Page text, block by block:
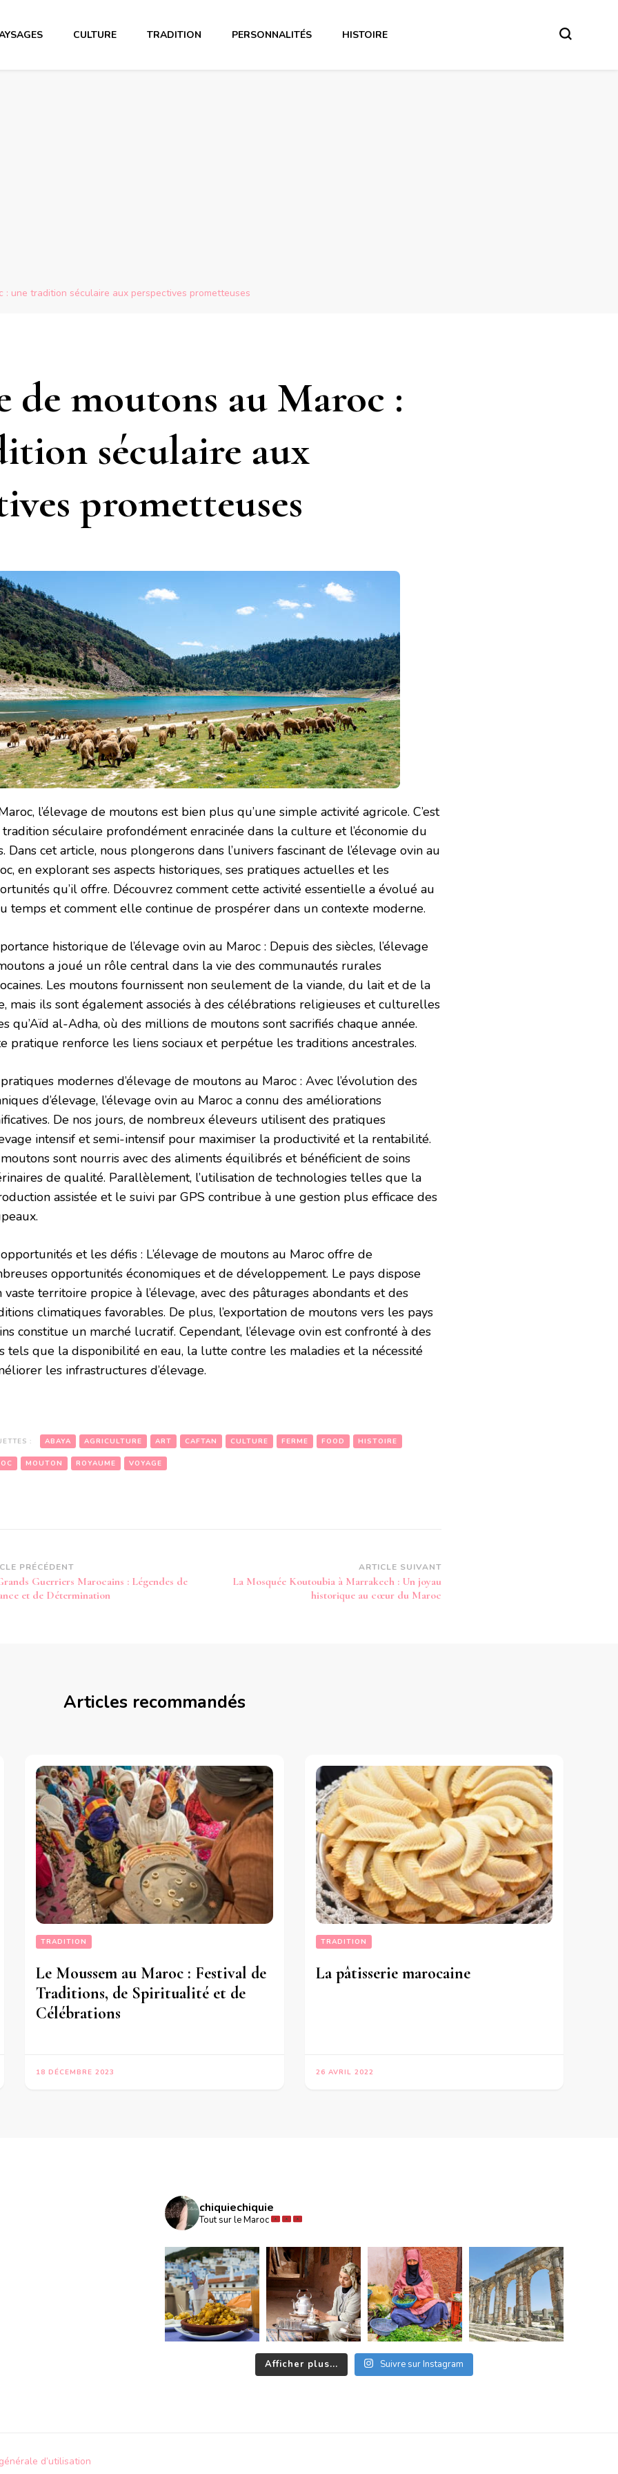
CULTURE TRADITION PERSONNALITÉS HISTOIRE
: une tradition séculaire aux perspectives prometteuses
de moutons au Maroc :
séculaire aux
prometteuses
l’élevage de moutons est bien plus qu’une simple activité agricole. C’est
séculaire profondément enracinée dans la culture et l’économie du
Dans cet article, nous plongerons dans l’univers fascinant de l’élevage ovin au
en explorant ses aspects historiques, ses pratiques actuelles et les
qu’il offre. Découvrez comment cette activité essentielle a évolué au
temps et comment elle continue de prospérer dans un contexte moderne.
historique de l’élevage ovin au Maroc : Depuis des siècles, l’élevage
a joué un rôle central dans la vie des communautés rurales
Les moutons fournissent non seulement de la viande, du lait et de la
mais ils sont également associés à des célébrations religieuses et culturelles
qu’Aïd al-Adha, où des millions de moutons sont sacrifiés chaque année.
pratique renforce les liens sociaux et perpétue les traditions ancestrales.
modernes d’élevage de moutons au Maroc : Avec l’évolution des
d’élevage, l’élevage ovin au Maroc a connu des améliorations
De nos jours, de nombreux éleveurs utilisent des pratiques
intensif et semi-intensif pour maximiser la productivité et la rentabilité.
sont nourris avec des aliments équilibrés et bénéficient de soins
de qualité. Parallèlement, l’utilisation de technologies telles que la
assistée et le suivi par GPS contribue à une gestion plus efficace des
et les défis : L’élevage de moutons au Maroc offre de
opportunités économiques et de développement. Le pays dispose
vaste territoire propice à l’élevage, avec des pâturages abondants et des
climatiques favorables. De plus, l’exportation de moutons vers les pays
constitue un marché lucratif. Cependant, l’élevage ovin est confronté à des
tels que la disponibilité en eau, la lutte contre les maladies et la nécessité
les infrastructures d’élevage.
: ABAYA AGRICULTURE ART CAFTAN CULTURE FERME FOOD HISTOIRE
MOUTON ROYAUME VOYAGE
PRÉCÉDENT
Guerriers Marocains : Légendes de
et de Détermination
ARTICLE SUIVANT
La Mosquée Koutoubia à Marrakech : Un joyau
historique au cœur du Maroc
Articles recommandés
TRADITION
Le Moussem au Maroc : Festival de
Traditions, de Spiritualité et de
Célébrations
18 DÉCEMBRE 2023
TRADITION
La pâtisserie marocaine
26 AVRIL 2022
chiquiechiquie
Tout sur le Maroc
Afficher plus... Suivre sur Instagram
d’utilisation